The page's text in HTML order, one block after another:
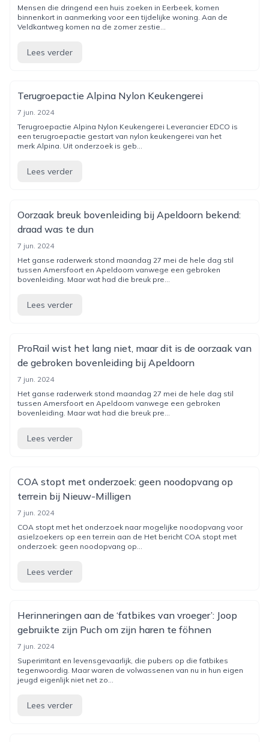
Mensen die dringend een huis zoeken in Eerbeek, komen
binnenkort in aanmerking voor een tijdelijke woning. Aan de
Veldkantweg komen na de zomer zestie...
Lees verder
Terugroepactie Alpina Nylon Keukengerei
7 jun. 2024
Terugroepactie Alpina Nylon Keukengerei Leverancier EDCO is
een terugroepactie gestart van nylon keukengerei van het
merk Alpina. Uit onderzoek is geb...
Lees verder
Oorzaak breuk bovenleiding bij Apeldoorn bekend:
draad was te dun
7 jun. 2024
Het ganse raderwerk stond maandag 27 mei de hele dag stil
tussen Amersfoort en Apeldoorn vanwege een gebroken
bovenleiding. Maar wat had die breuk pre...
Lees verder
ProRail wist het lang niet, maar dit is de oorzaak van
de gebroken bovenleiding bij Apeldoorn
7 jun. 2024
Het ganse raderwerk stond maandag 27 mei de hele dag stil
tussen Amersfoort en Apeldoorn vanwege een gebroken
bovenleiding. Maar wat had die breuk pre...
Lees verder
COA stopt met onderzoek: geen noodopvang op
terrein bij Nieuw-Milligen
7 jun. 2024
COA stopt met het onderzoek naar mogelijke noodopvang voor
asielzoekers op een terrein aan de Het bericht COA stopt met
onderzoek: geen noodopvang op...
Lees verder
Herinneringen aan de ‘fatbikes van vroeger’: Joop
gebruikte zijn Puch om zijn haren te föhnen
7 jun. 2024
Superirritant en levensgevaarlijk, die pubers op die fatbikes
tegenwoordig. Maar waren de volwassenen van nu in hun eigen
jeugd eigenlijk niet net zo...
Lees verder